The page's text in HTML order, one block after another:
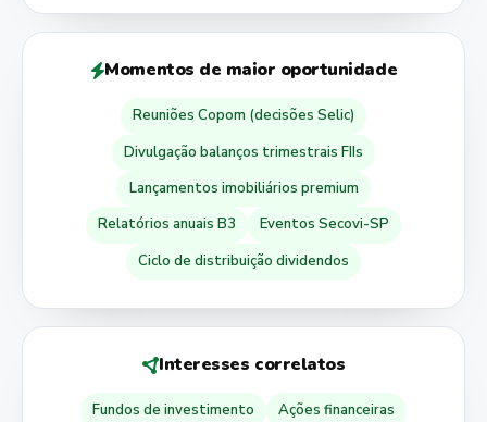
Momentos de maior oportunidade
Reuniões Copom (decisões Selic)
Divulgação balanços trimestrais FIIs
Lançamentos imobiliários premium
Relatórios anuais B3
Eventos Secovi-SP
Ciclo de distribuição dividendos
Interesses correlatos
Fundos de investimento
Ações financeiras